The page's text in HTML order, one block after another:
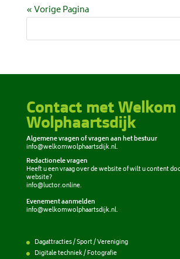
« Vorige Pagina
Contact met Welkom
Wolphaartsdijk
Algemene vragen of vragen aan het bestuur
info@welkomwolphaartsdijk.nl.
Redactionele vragen
Heeft u een vraag over de website of wilt u content
website?
info@luctor.online.
Evenement aanmelden
info@welkomwolphaartsdijk.nl.
Dagattracties / Sport / Vereniging
Digitale techniek / Fotografie